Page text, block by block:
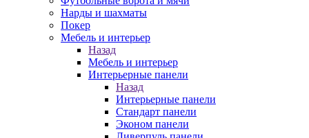
Нарды и шахматы
Покер
Мебель и интерьер
Назад
Мебель и интерьер
Интерьерные панели
Назад
Интерьерные панели
Стандарт панели
Эконом панели